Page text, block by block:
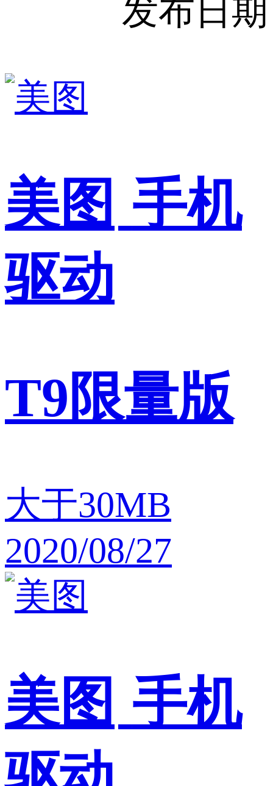
发布日期
美图 手机
驱动
T9限量版
大于30MB
2020/08/27
美图 手机